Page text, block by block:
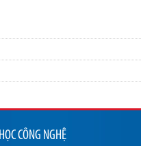
CÔNG NGHỆ